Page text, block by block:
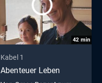
42 min
Kabel 1
Abenteuer Leben